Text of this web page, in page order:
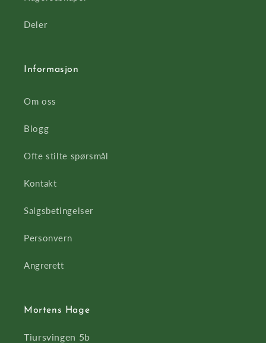
Deler
Informasjon
Om oss
Blogg
Ofte stilte spørsmål
Kontakt
Salgsbetingelser
Personvern
Angrerett
Mortens Hage
Tiursvingen 5b